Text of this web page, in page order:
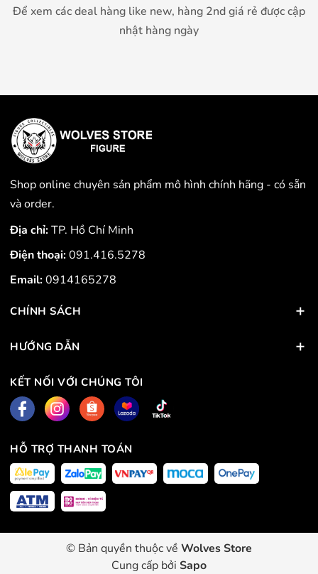
Để xem các deal hàng like new, hàng 2nd giá rẻ được cập
nhật hàng ngày
Shop online chuyên sản phẩm mô hình chính hãng - có sẵn
và order.
Địa chỉ:TP. Hồ Chí Minh
Điện thoại:091.416.5278
Email:0914165278
CHÍNH SÁCH
HƯỚNG DẪN
KẾT NỐI VỚI CHÚNG TÔI
HỖ TRỢ THANH TOÁN
© Bản quyền thuộc về Wolves Store
Cung cấp bởi Sapo